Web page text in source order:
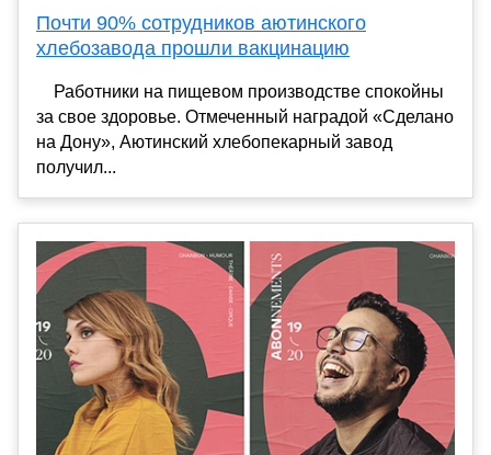
Почти 90% сотрудников аютинского
хлебозавода прошли вакцинацию
⠀ Работники на пищевом производстве спокойны
за свое здоровье. Отмеченный наградой «Сделано
на Дону», Аютинский хлебопекарный завод
получил...